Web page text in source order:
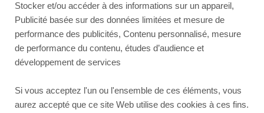
Stocker et/ou accéder à des informations sur un appareil,
Publicité basée sur des données limitées et mesure de
performance des publicités, Contenu personnalisé, mesure
de performance du contenu, études d’audience et
développement de services
Si vous acceptez l'un ou l'ensemble de ces éléments, vous
aurez accepté que ce site Web utilise des cookies à ces fins.
Reload to try again, or go back.